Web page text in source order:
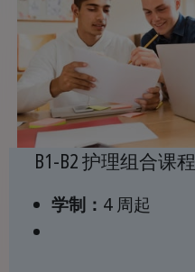
B1-B2 护理组合课程
学制： 4 周起